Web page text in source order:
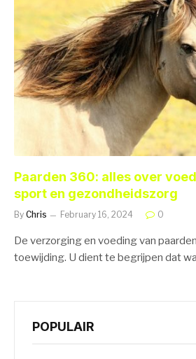
Paarden 360: alles over
sport en gezondheidszorg
By Chris February 16, 2024 0
De verzorging en voeding van
toewijding. U dient te begrijpen dat
POPULAIR